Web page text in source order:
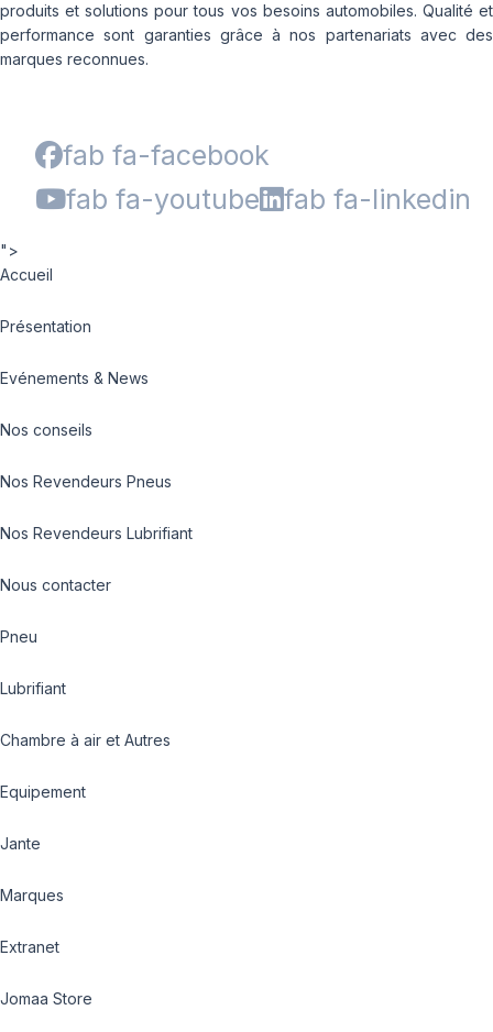
produits et solutions pour tous vos besoins automobiles. Qualité et
performance sont garanties grâce à nos partenariats avec des
marques reconnues.
fab fa-facebook
fab fa-youtube
fab fa-linkedin
">
Accueil
Présentation
Evénements & News
Nos conseils
Nos Revendeurs Pneus
Nos Revendeurs Lubrifiant
Nous contacter
Pneu
Lubrifiant
Chambre à air et Autres
Equipement
Jante
Marques
Extranet
Jomaa Store